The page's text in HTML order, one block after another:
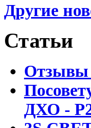
Другие
Статьи
Отзывы
ДХО -